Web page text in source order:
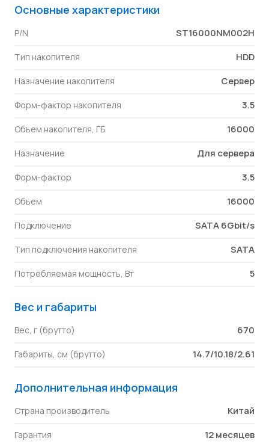
Основные характеристики
P/N ST16000NM002H
Тип накопителя HDD
Назначение накопителя Сервер
Форм-фактор накопителя 3.5
Объем накопителя, ГБ 16000
Назначение Для сервера
Форм-фактор 3.5
Объем 16000
Подключение SATA 6Gbit/s
Тип подключения накопителя SATA
Потребляемая мощность, Вт 5
Вес и габариты
Вес, г (брутто) 670
Габариты, см (брутто) 14.7/10.18/2.61
Дополнительная информация
Страна производитель Китай
Гарантия 12 месяцев